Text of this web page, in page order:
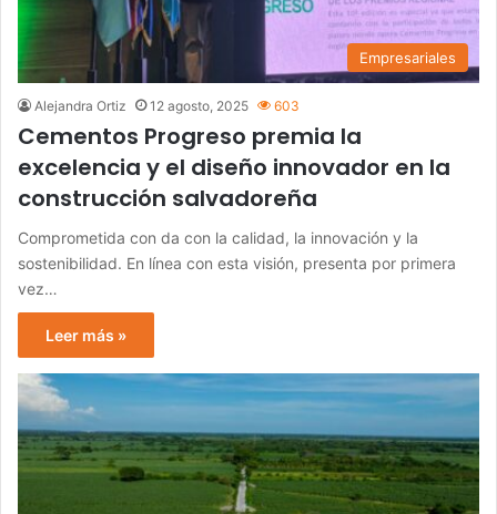
Empresariales
Alejandra Ortiz 12 agosto, 2025 603
Cementos Progreso premia la
excelencia y el diseño innovador en la
construcción salvadoreña
Comprometida con da con la calidad, la innovación y la
sostenibilidad. En línea con esta visión, presenta por primera
vez…
Leer más »